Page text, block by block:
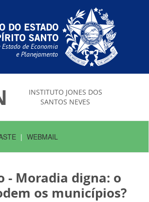
de Economia
e Planejamento
INSTITUTO JONES DOS
SANTOS NEVES
| WEBMAIL
- Moradia digna: o
os municípios?